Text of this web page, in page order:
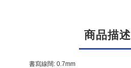
商品描述
書寫線闊: 0.7mm